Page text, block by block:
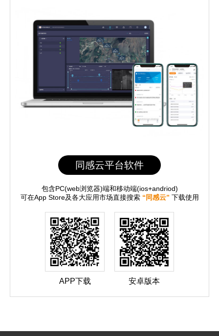
同感云平台软件
包含PC(web浏览器)端和移动端(ios+andriod)
可在App Store及各大应用市场直接搜索 “同感云” 下载使用
APP下载 安卓版本